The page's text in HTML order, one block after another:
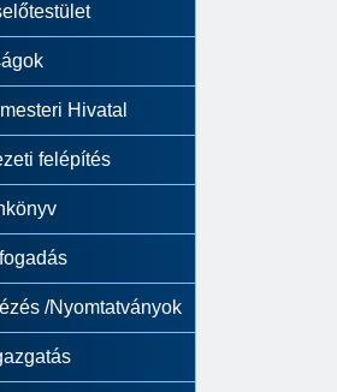
Hivatal
felépítés
/Nyomtatványok